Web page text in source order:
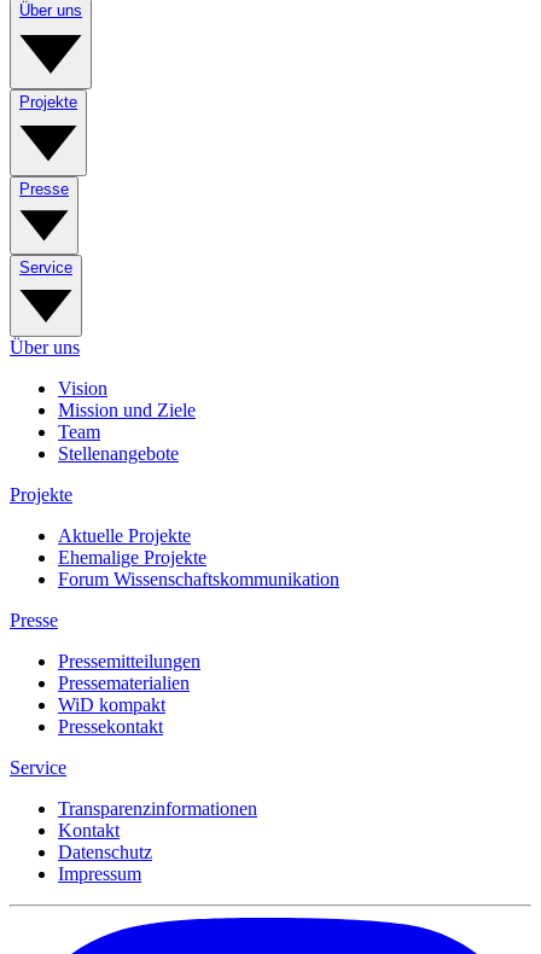
Über uns
Projekte
Presse
Service
Über uns
Vision
Mission und Ziele
Team
Stellenangebote
Projekte
Aktuelle Projekte
Ehemalige Projekte
Forum Wissenschaftskommunikation
Presse
Pressemitteilungen
Pressematerialien
WiD kompakt
Pressekontakt
Service
Transparenzinformationen
Kontakt
Datenschutz
Impressum